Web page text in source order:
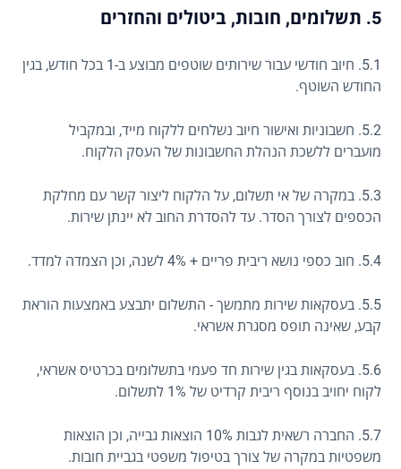
5. תשלומים, חובות, ביטולים והחזרים
5.1. חיוב חודשי עבור שירותים שוטפים מבוצע ב-1 בכל חודש, בגין
החודש השוטף.
5.2. חשבוניות ואישור חיוב נשלחים ללקוח מייד, ובמקביל
מועברים ללשכת הנהלת החשבונות של העסק הלקוח.
5.3. במקרה של אי תשלום, על הלקוח ליצור קשר עם מחלקת
הכספים לצורך הסדר. עד להסדרת החוב לא יינתן שירות.
5.4. חוב כספי נושא ריבית פריים + 4% לשנה, וכן הצמדה למדד.
5.5. בעסקאות שירות מתמשך - התשלום יתבצע באמצעות הוראת
קבע, שאינה תופס מסגרת אשראי.
5.6. בעסקאות בגין שירות חד פעמי בתשלומים בכרטיס אשראי,
לקוח יחויב בנוסף ריבית קרדיט של 1% לתשלום.
5.7. החברה רשאית לגבות 10% הוצאות גבייה, וכן הוצאות
משפטיות במקרה של צורך בטיפול משפטי בגביית חובות.